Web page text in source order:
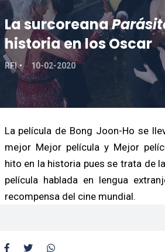
La surcoreana
historia en los Oscar
RFI 10-02-2020
La película de Bong Joon-Ho se
mejor Mejor película y Mejor
hito en la historia pues se trata de
película hablada en lengua
recompensa del cine mundial.